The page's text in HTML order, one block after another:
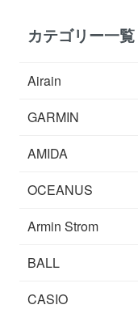
カテゴリー一覧
Airain
GARMIN
AMIDA
OCEANUS
Armin Strom
BALL
CASIO